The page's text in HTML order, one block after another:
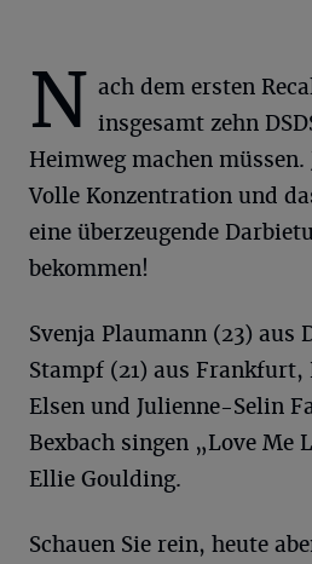
N ach dem ersten
insgesamt zehn
Heimweg machen
Volle Konzentration und
eine überzeugende
bekommen!
Svenja Plaumann (23) aus
Stampf (21) aus Frankfurt,
Elsen und Julienne-Selin
Bexbach singen „Love Me
Ellie Goulding.
Schauen Sie rein, heute